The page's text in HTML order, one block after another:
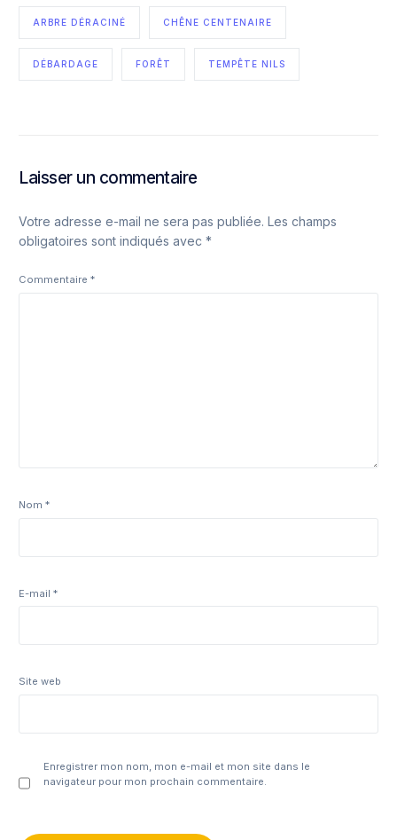
ARBRE DÉRACINÉ CHÊNE CENTENAIRE
DÉBARDAGE FORÊT TEMPÊTE NILS
Laisser un commentaire
Votre adresse e-mail ne sera pas publiée. Les champs
obligatoires sont indiqués avec*
Commentaire*
Nom*
E-mail*
Site web
Enregistrer mon nom, mon e-mail et mon site dans le
navigateur pour mon prochain commentaire.